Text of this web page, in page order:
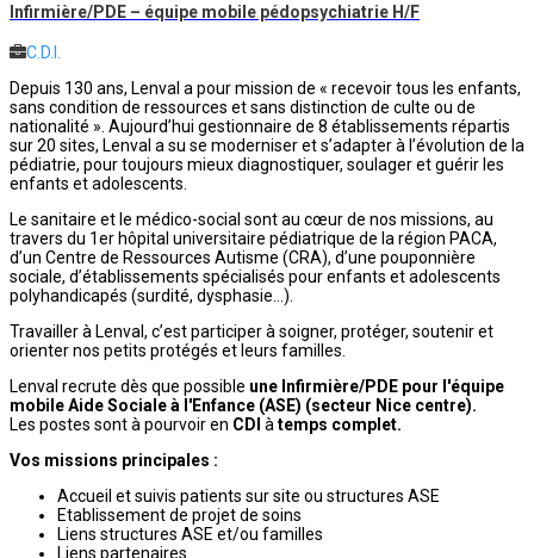
Infirmière/PDE – équipe mobile pédopsychiatrie H/F
C.D.I.
Depuis 130 ans, Lenval a pour mission de « recevoir tous les enfants,
sans condition de ressources et sans distinction de culte ou de
nationalité ». Aujourd’hui gestionnaire de 8 établissements répartis
sur 20 sites, Lenval a su se moderniser et s’adapter à l’évolution de la
pédiatrie, pour toujours mieux diagnostiquer, soulager et guérir les
enfants et adolescents.
Le sanitaire et le médico-social sont au cœur de nos missions, au
travers du 1er hôpital universitaire pédiatrique de la région PACA,
d’un Centre de Ressources Autisme (CRA), d’une pouponnière
sociale, d’établissements spécialisés pour enfants et adolescents
polyhandicapés (surdité, dysphasie…).
Travailler à Lenval, c’est participer à soigner, protéger, soutenir et
orienter nos petits protégés et leurs familles.
Lenval recrute dès que possible une Infirmière/PDE pour l'équipe
mobile Aide Sociale à l'Enfance (ASE) (secteur Nice centre).
Les postes sont à pourvoir en CDI à temps complet.
Vos missions principales :
Accueil et suivis patients sur site ou structures ASE
Etablissement de projet de soins
Liens structures ASE et/ou familles
Liens partenaires